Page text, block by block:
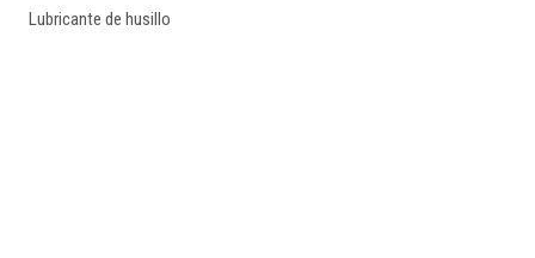
Lubricante de husillo